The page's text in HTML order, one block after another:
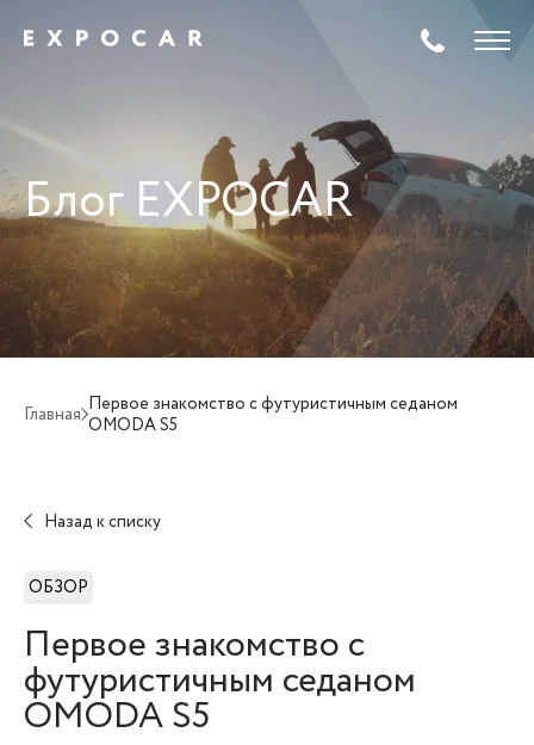
Блог EXPOCAR
Главная Первое знакомство с футуристичным седаном
OMODA S5
Назад к списку
ОБЗОР
Первое знакомство с
футуристичным седаном
OMODA S5